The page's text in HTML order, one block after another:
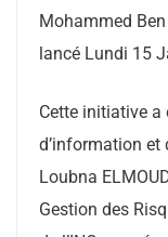
Mohammed
lancé Lundi 15
Cette initiative a
d’information
Loubna
Gestion des